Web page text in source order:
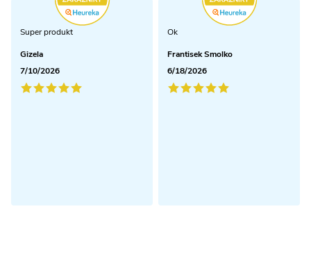
Super produkt
Gizela
7/10/2026
Ok
Frantisek Smolko
6/18/2026